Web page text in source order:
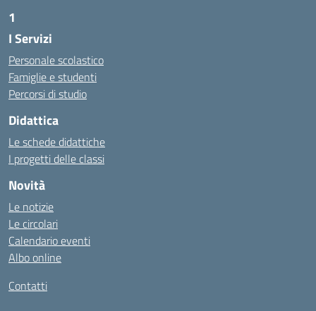
1
https://alwacomputer.id/contact/
https://blog.heptanalytics.com/flask-plotly-dashboard/
https://cambui.flyworld.com.br/
http://cl.rmuti.net/
https://cbt.mtstisungaiguntung.sch.id/
https://cesarpsicanalista.com/
https://aprici.am/
https://ammax.com.br/contato/
https://jsph.loupiasconference.org/
https://barconsultant.fr/
https://honda-permata.id
https://consumidor.educandoalcampo.org/
https://supremesolar.id/about-us/
I Servizi
Personale scolastico
Famiglie e studenti
Percorsi di studio
Didattica
Le schede didattiche
I progetti delle classi
Novità
Le notizie
Le circolari
Calendario eventi
Albo online
Contatti